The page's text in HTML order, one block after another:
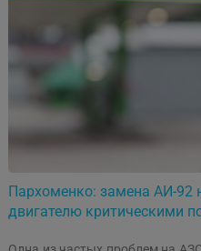
Пархоменко: замена АИ-92
двигателю критическими